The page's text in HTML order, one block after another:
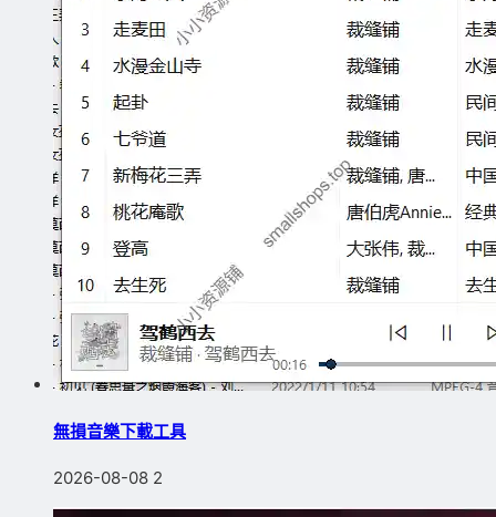
無損音樂下載工具
2026-08-08 2